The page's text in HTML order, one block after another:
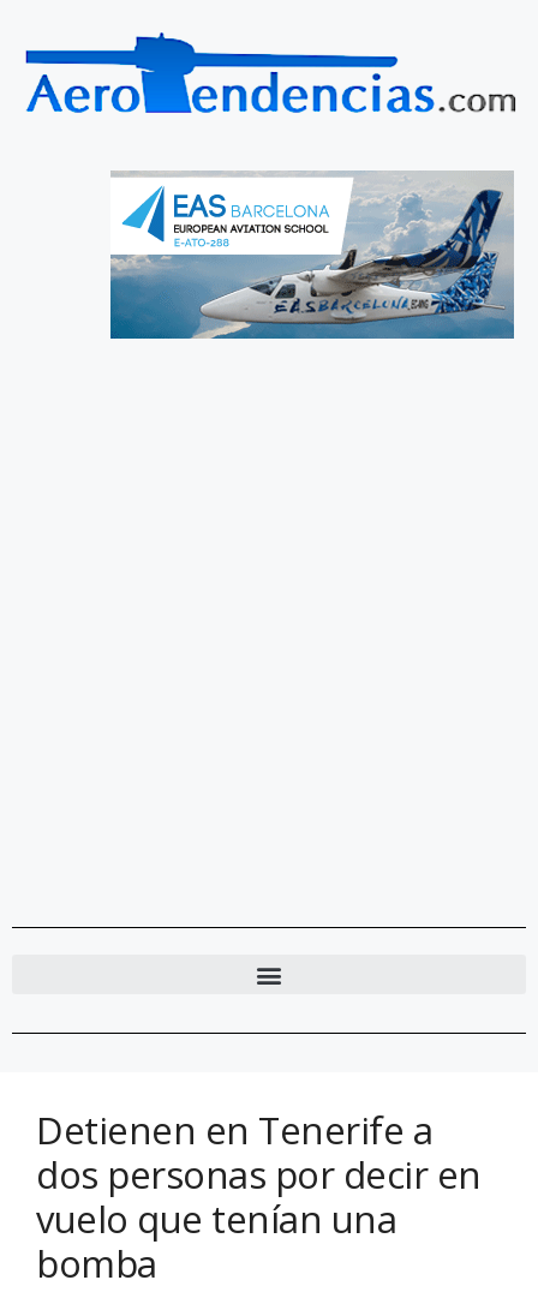
Detienen en Tenerife a
dos personas por decir en
vuelo que tenían una
bomba